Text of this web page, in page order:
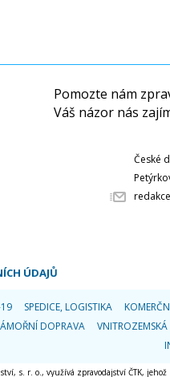
ÚDAJŮ
Pomozte nám
Váš názor nás
České
SPEDICE, LOGISTIKA
DOPRAVA
s. r. o., využívá zpravodajství ČTK,